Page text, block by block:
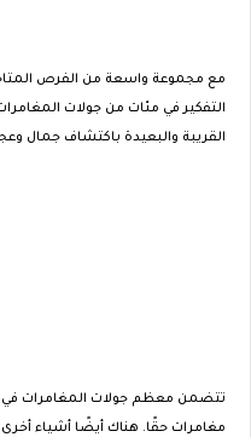
مع مجموعة واسعة من الفرص
التفكير في مئات من جولات
القريبة والبعيدة باكتشاف جمال
تتضمن معظم جولات المغامرات في
مغامرات حقًا. هناك أيضًا أشياء